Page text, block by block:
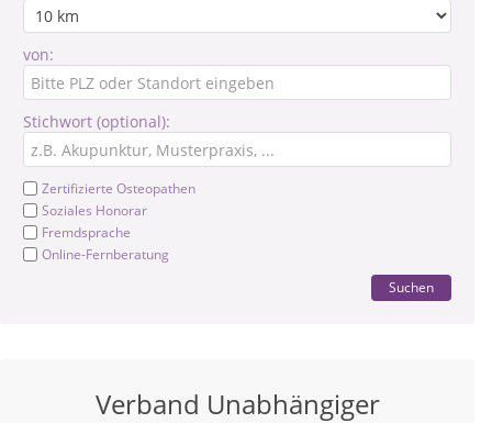
von:
Stichwort (optional):
Zertifizierte Osteopathen
Soziales Honorar
Fremdsprache
Online-Fernberatung
Suchen
Verband Unabhängiger